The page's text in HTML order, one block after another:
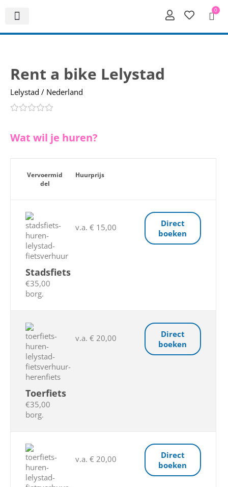
0
Rent a bike Lelystad
Lelystad / Nederland
Wat wil je huren?
Vervoermid
del
Huurprijs
Stadsfiets
€35,00
borg.
v.a. € 15,00
Direct
boeken
Toerfiets
€35,00
borg.
v.a. € 20,00
Direct
boeken
v.a. € 20,00
Direct
boeken